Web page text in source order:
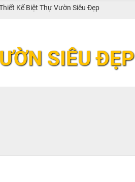
Kế Biệt Thự Vườn Siêu Đẹp
SIÊU ĐẸP